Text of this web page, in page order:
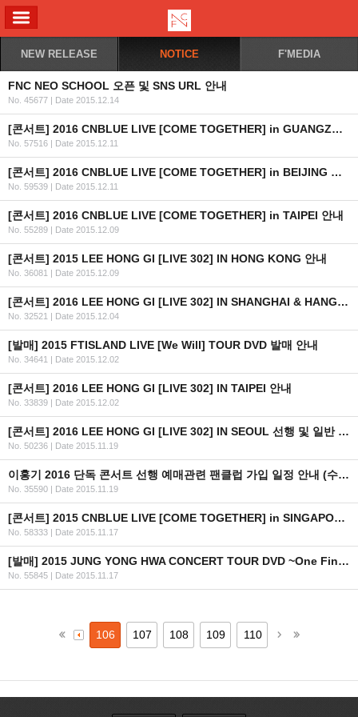
NEW RELEASE NOTICE F'MEDIA
FNC NEO SCHOOL 오픈 및 SNS URL 안내
No. 45677 | Date 2015.12.14
[콘서트] 2016 CNBLUE LIVE [COME TOGETHER] in GUANGZHOU 안내
No. 57516 | Date 2015.12.11
[콘서트] 2016 CNBLUE LIVE [COME TOGETHER] in BEIJING 안내
No. 59539 | Date 2015.12.11
[콘서트] 2016 CNBLUE LIVE [COME TOGETHER] in TAIPEI 안내
No. 55289 | Date 2015.12.09
[콘서트] 2015 LEE HONG GI [LIVE 302] IN HONG KONG 안내
No. 36081 | Date 2015.12.09
[콘서트] 2016 LEE HONG GI [LIVE 302] IN SHANGHAI & HANGZHOU 안내
No. 32521 | Date 2015.12.04
[발매] 2015 FTISLAND LIVE [We Will] TOUR DVD 발매 안내
No. 34641 | Date 2015.12.02
[콘서트] 2016 LEE HONG GI [LIVE 302] IN TAIPEI 안내
No. 33839 | Date 2015.12.02
[콘서트] 2016 LEE HONG GI [LIVE 302] IN SEOUL 선행 및 일반 예매 안내(+인증 URL ,좌석배치도 추가)
No. 50236 | Date 2015.11.19
이홍기 2016 단독 콘서트 선행 예매관련 팬클럽 가입 일정 안내 (수정)
No. 35590 | Date 2015.11.19
[콘서트] 2015 CNBLUE LIVE [COME TOGETHER] in SINGAPORE 안내
No. 58333 | Date 2015.11.17
[발매] 2015 JUNG YONG HWA CONCERT TOUR DVD ~One Fine Day~
No. 55845 | Date 2015.11.17
106 107 108 109 110